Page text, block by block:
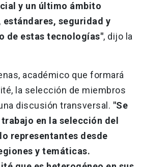
y un último ámbito
seguridad y
de estas tecnologías", dijo la
académico que formará
la selección de miembros
discusión transversal. "Se
en la selección del
representantes desde
y temáticas.